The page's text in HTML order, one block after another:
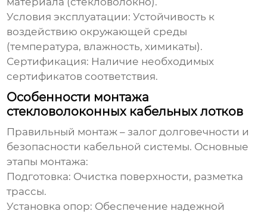
Условия эксплуатации: Устойчивость к
воздействию окружающей среды
(температура, влажность, химикаты).
Сертификация: Наличие необходимых
сертификатов соответствия.
Особенности монтажа
стекловолоконных кабельных лотков
Правильный монтаж – залог долговечности и
безопасности кабельной системы. Основные
этапы монтажа:
Подготовка: Очистка поверхности, разметка
трассы.
Установка опор: Обеспечение надежной